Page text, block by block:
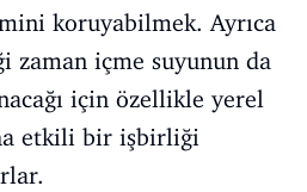
koruyabilmek. Ayrıca
zaman içme suyunun da
için özellikle yerel
etkili bir işbirliği